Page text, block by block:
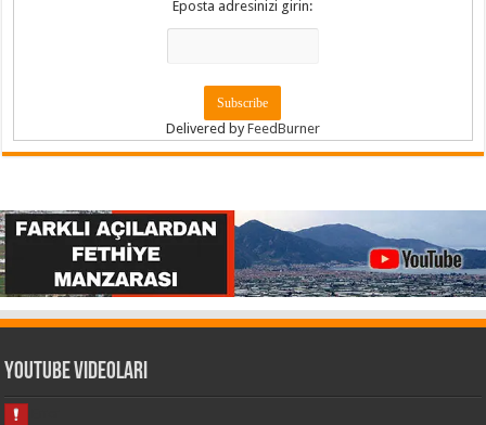
Eposta adresinizi girin:
Delivered byFeedBurner
Youtube Videoları